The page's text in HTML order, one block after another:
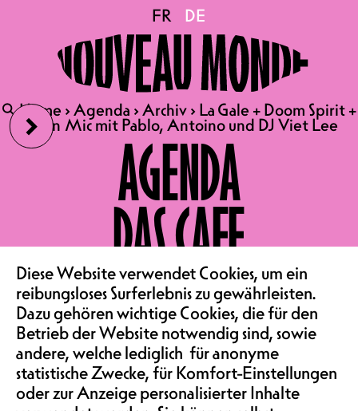
›
FR DE
🔍Home ›Agenda ›Archiv › La Gale + Doom Spirit +
Open Mic mit Pablo, Antoino und DJ Viet Lee
AGENDA
DAS CAFE
VEREIN & COMMUNITY
SAALMIETE
FR DE
🔍Home ›Agenda ›Archiv › La Gale + Doom Spirit +
Open Mic mit Pablo, Antoino und DJ Viet Lee
La Gale + Doom Spirit +
Open Mic mit Pablo,
Antoino und DJ Viet Lee
22.03.2024
DIE FIFF UND DAS NOUVEAU
MONDE PRÄSENTIEREN :
LA GALE + DOOM SPIRIT
+ OPEN MIC MIT PABLO,
ANTOINO UND DJ VIET LEE
KONZERT | KONZERTSAAL
MEMBER 10.-,
NORMALPREIS 20.-,
Diese Website verwendet Cookies, um ein
reibungsloses Surferlebnis zu gewährleisten.
Dazu gehören wichtige Cookies, die für den
Betrieb der Website notwendig sind, sowie
andere, welche lediglich für anonyme
statistische Zwecke, für Komfort-Einstellungen
oder zur Anzeige personalisierter Inhalte